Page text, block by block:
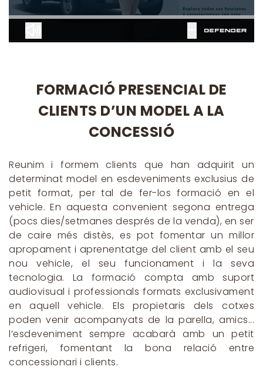
FORMACIÓ PRESENCIAL DE
CLIENTS D’UN MODEL A LA
CONCESSIÓ
Reunim i formem clients que han adquirit un
determinat model en esdeveniments exclusius de
petit format, per tal de fer-los formació en el
vehicle. En aquesta convenient segona entrega
(pocs dies/setmanes després de la venda), en ser
de caire més distès, es pot fomentar un millor
apropament i aprenentatge del client amb el seu
nou vehicle, el seu funcionament i la seva
tecnologia. La formació compta amb suport
audiovisual i professionals formats exclusivament
en aquell vehicle. Els propietaris dels cotxes
poden venir acompanyats de la parella, amics...
l’esdeveniment sempre acabarà amb un petit
refrigeri, fomentant la bona relació entre
concessionari i clients.